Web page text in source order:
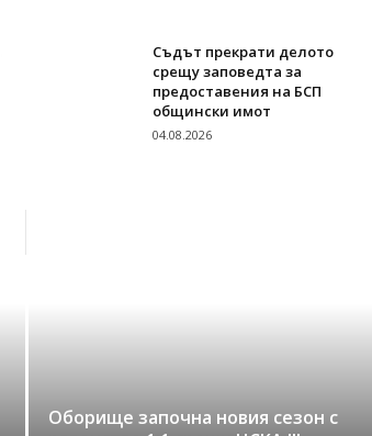
Съдът прекрати делото
срещу заповедта за
предоставения на БСП
общински имот
04.08.2026
Оборище започна новия сезон с